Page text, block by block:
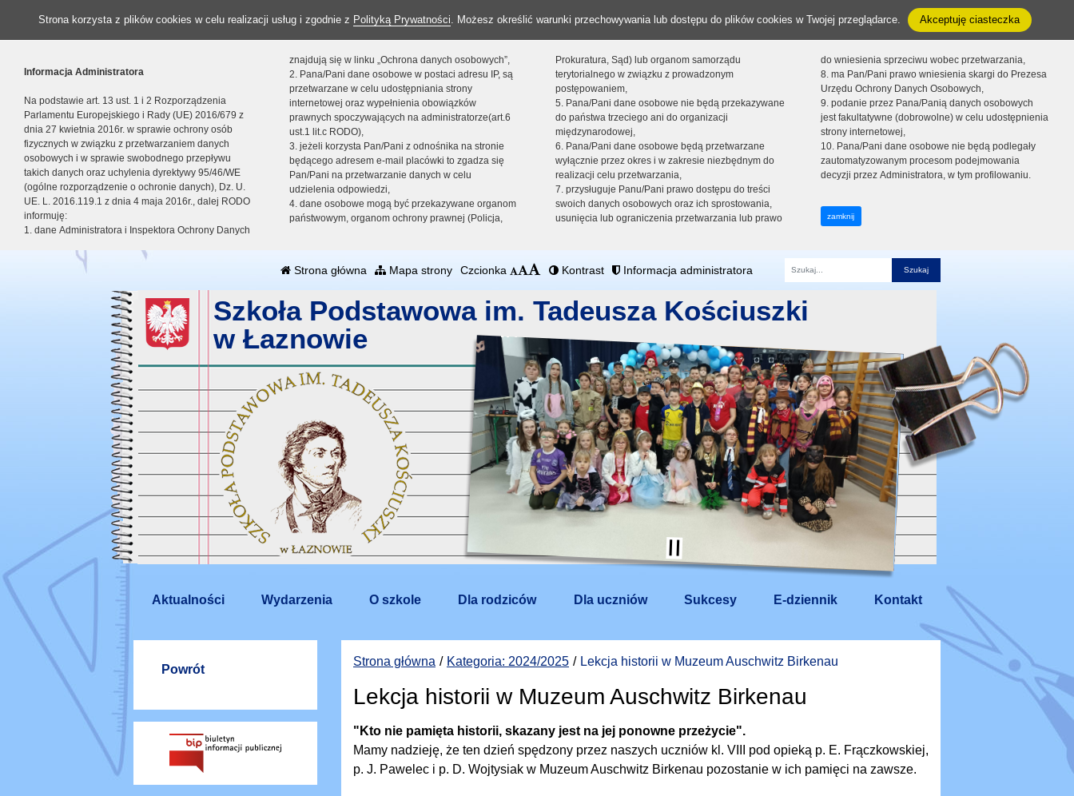
Strona korzysta z plików cookies w celu realizacji usług i zgodnie z Polityką Prywatności. Możesz określić warunki przechowywania lub dostępu do plików cookies w Twojej przeglądarce. Akceptuję ciasteczka
Informacja Administratora
Na podstawie art. 13 ust. 1 i 2 Rozporządzenia
Parlamentu Europejskiego i Rady (UE) 2016/679 z
dnia 27 kwietnia 2016r. w sprawie ochrony osób
fizycznych w związku z przetwarzaniem danych
osobowych i w sprawie swobodnego przepływu
takich danych oraz uchylenia dyrektywy 95/46/WE
(ogólne rozporządzenie o ochronie danych), Dz. U.
UE. L. 2016.119.1 z dnia 4 maja 2016r., dalej RODO
informuję:
1. dane Administratora i Inspektora Ochrony Danych
znajdują się w linku „Ochrona danych osobowych”,
2. Pana/Pani dane osobowe w postaci adresu IP, są
przetwarzane w celu udostępniania strony
internetowej oraz wypełnienia obowiązków
prawnych spoczywających na administratorze(art.6
ust.1 lit.c RODO),
3. jeżeli korzysta Pan/Pani z odnośnika na stronie
będącego adresem e-mail placówki to zgadza się
Pan/Pani na przetwarzanie danych w celu
udzielenia odpowiedzi,
4. dane osobowe mogą być przekazywane organom
państwowym, organom ochrony prawnej (Policja,
Prokuratura, Sąd) lub organom samorządu
terytorialnego w związku z prowadzonym
postępowaniem,
5. Pana/Pani dane osobowe nie będą przekazywane
do państwa trzeciego ani do organizacji
międzynarodowej,
6. Pana/Pani dane osobowe będą przetwarzane
wyłącznie przez okres i w zakresie niezbędnym do
realizacji celu przetwarzania,
7. przysługuje Panu/Pani prawo dostępu do treści
swoich danych osobowych oraz ich sprostowania,
usunięcia lub ograniczenia przetwarzania lub prawo
do wniesienia sprzeciwu wobec przetwarzania,
8. ma Pan/Pani prawo wniesienia skargi do Prezesa
Urzędu Ochrony Danych Osobowych,
9. podanie przez Pana/Panią danych osobowych
jest fakultatywne (dobrowolne) w celu udostępnienia
strony internetowej,
10. Pana/Pani dane osobowe nie będą podlegały
zautomatyzowanym procesom podejmowania
decyzji przez Administratora, w tym profilowaniu.
zamknij
Strona główna Mapa strony Czcionka Kontrast Informacja administratora
Fraza
Szkoła Podstawowa im. Tadeusza Kościuszki
w Łaznowie
Aktualności Wydarzenia O szkole Dla rodziców Dla uczniów Sukcesy E-dziennik Kontakt
Strona główna Kategoria: 2024/2025 Lekcja historii w Muzeum Auschwitz Birkenau
Lekcja historii w Muzeum Auschwitz Birkenau
"Kto nie pamięta historii, skazany jest na jej ponowne przeżycie".
Mamy nadzieję, że ten dzień spędzony przez naszych uczniów kl. VIII pod opieką p. E. Frączkowskiej,
p. J. Pawelec i p. D. Wojtysiak w Muzeum Auschwitz Birkenau pozostanie w ich pamięci na zawsze.
Powrót